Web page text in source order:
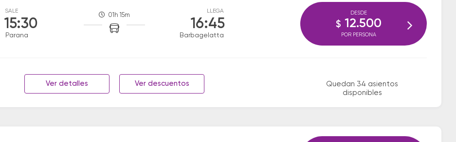
SALE
15:30
Parana
01h 15m
LLEGA
16:45
Barbagelatta
Ver detalles Ver descuentos
Quedan 34 asientos
disponibles
DESDE
$ 12.500
POR PERSONA